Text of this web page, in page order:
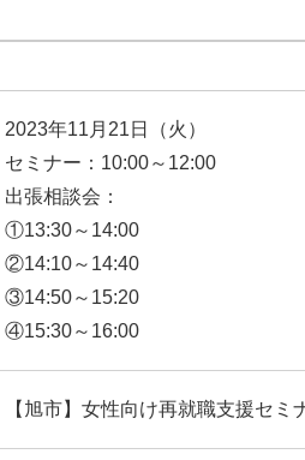
2023年11月21日（火）
セミナー：10:00～12:00
出張相談会：
①13:30～14:00
②14:10～14:40
③14:50～15:20
④15:30～16:00
【旭市】女性向け再就職支援セ